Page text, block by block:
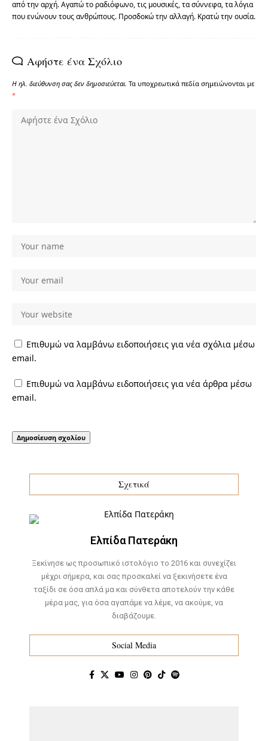
από την αρχή. Αγαπώ το ραδιόφωνο, τις μουσικές, τα σύννεφα, τα λόγια
που ενώνουν τους ανθρώπους. Προσδοκώ την αλλαγή. Κρατώ την ουσία.
Αφήστε ένα Σχόλιο
Η ηλ. διεύθυνση σας δεν δημοσιεύεται. Τα υποχρεωτικά πεδία σημειώνονται με
*
Επιθυμώ να λαμβάνω ειδοποιήσεις για νέα σχόλια μέσω
email.
Επιθυμώ να λαμβάνω ειδοποιήσεις για νέα άρθρα μέσω
email.
Σχετικά
Ελπίδα Πατεράκη
Ξεκίνησε ως προσωπικό ιστολόγιο το 2016 και συνεχίζει
μέχρι σήμερα, και σας προσκαλεί να ξεκινήσετε ένα
ταξίδι σε όσα απλά μα και σύνθετα αποτελούν την κάθε
μέρα μας, για όσα αγαπάμε να λέμε, να ακούμε, να
διαβάζουμε.
Social Media